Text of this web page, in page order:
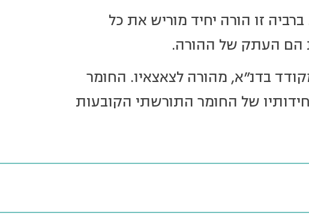
ברביה זו הורה יחיד מוריש את כל
הם העתק של ההורה.
בדנ"א, מהורה לצאצאיו. החומר
של החומר התורשתי הקובעות